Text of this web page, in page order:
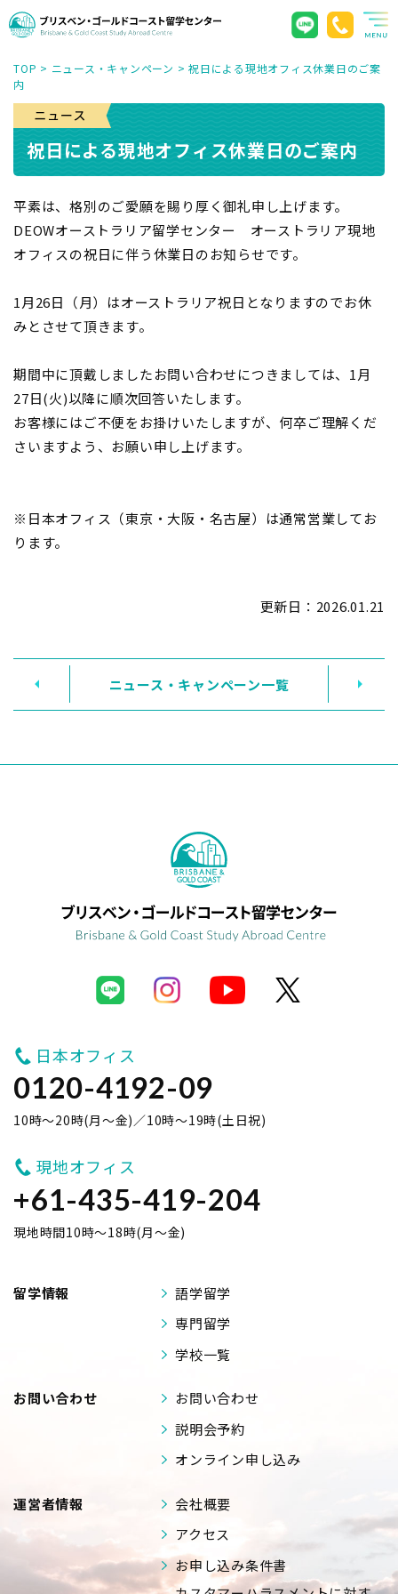
TOP > ニュース・キャンペーン > 祝日による現地オフィス休業日のご案
内
祝日による現地オフィス休業日のご案内
平素は、格別のご愛願を賜り厚く御礼申し上げます。
DEOWオーストラリア留学センター オーストラリア現地
オフィスの祝日に伴う休業日のお知らせです。
1月26日（月）はオーストラリア祝日となりますのでお休
みとさせて頂きます。
期間中に頂戴しましたお問い合わせにつきましては、1月
27日(火)以降に順次回答いたします。
お客様にはご不便をお掛けいたしますが、何卒ご理解くだ
さいますよう、お願い申し上げます。
※日本オフィス（東京・大阪・名古屋）は通常営業してお
ります。
更新日： 2026.01.21
ニュース・キャンペーン一覧
日本オフィス
0120-4192-09
10時～20時(月～金)／10時～19時(土日祝)
現地オフィス
+61-435-419-204
現地時間10時～18時(月～金)
留学情報
語学留学
専門留学
学校一覧
お問い合わせ
お問い合わせ
説明会予約
オンライン申し込み
運営者情報
会社概要
アクセス
お申し込み条件書